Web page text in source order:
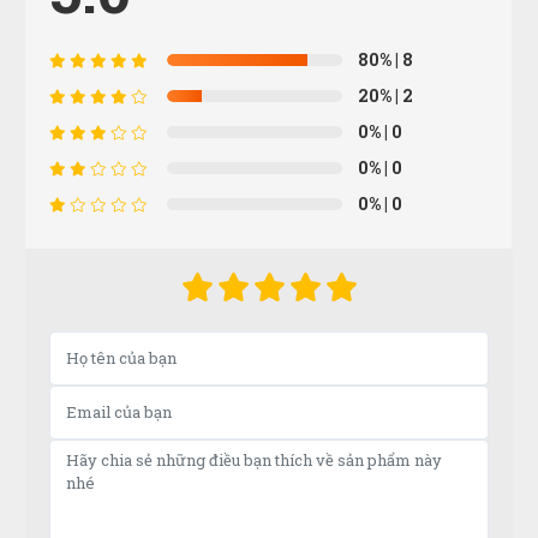
80%| 8
20%| 2
0%| 0
0%| 0
0%| 0
CT
(Đánh giá 1 năm trước)
HD
Huỳnh Thị Diễm
Nhân viên hỗ trợ nhanh, hướng dẫn tận tình, nhanh
chóng